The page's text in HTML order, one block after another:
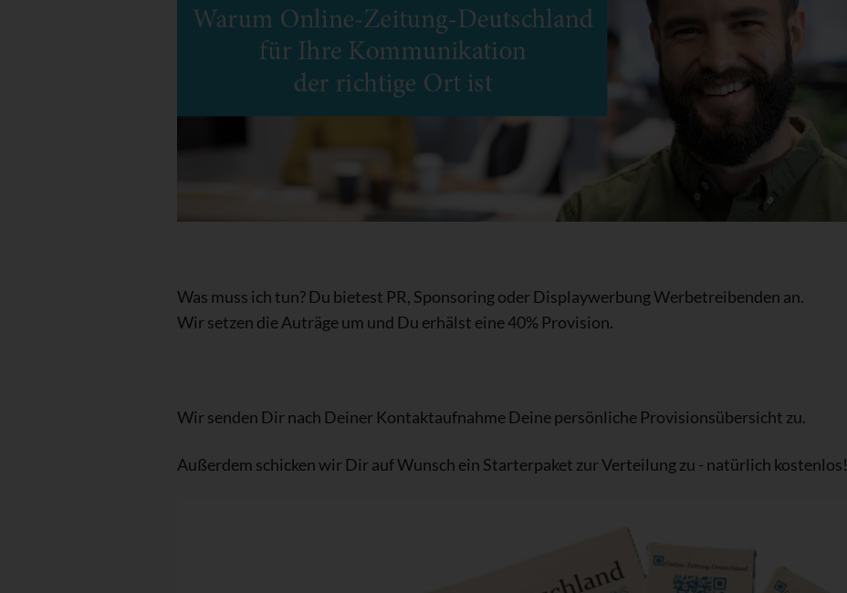
Was muss ich tun? Du bietest PR, Sponsoring oder Displaywerbung Werbetreibenden an.
Wir setzen die Auträge um und Du erhälst eine 40% Provision.
Wir senden Dir nach Deiner Kontaktaufnahme Deine persönliche Provisionsübersicht zu.
Außerdem schicken wir Dir auf Wunsch ein Starterpaket zur Verteilung zu - natürlich kostenlos!